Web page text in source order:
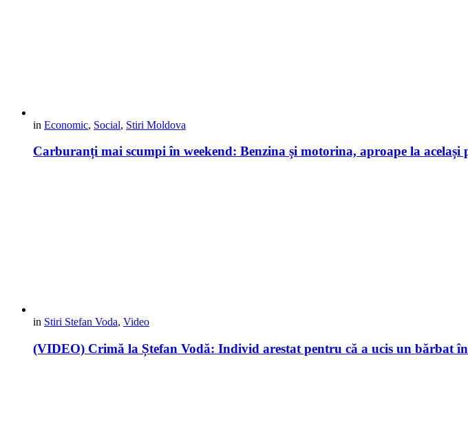
in Economic, Social, Stiri Moldova
Carburanți mai scumpi în weekend: Benzina și motorina, aproape la același
in Stiri Stefan Voda, Video
(VIDEO) Crimă la Ștefan Vodă: Individ arestat pentru că a ucis un bărbat